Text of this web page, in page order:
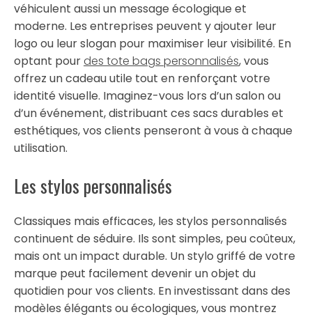
véhiculent aussi un message écologique et
moderne. Les entreprises peuvent y ajouter leur
logo ou leur slogan pour maximiser leur visibilité. En
optant pourdes tote bags personnalisés, vous
offrez un cadeau utile tout en renforçant votre
identité visuelle. Imaginez-vous lors d’un salon ou
d’un événement, distribuant ces sacs durables et
esthétiques, vos clients penseront à vous à chaque
utilisation.
Les stylos personnalisés
Classiques mais efficaces, les stylos personnalisés
continuent de séduire. Ils sont simples, peu coûteux,
mais ont un impact durable. Un stylo griffé de votre
marque peut facilement devenir un objet du
quotidien pour vos clients. En investissant dans des
modèles élégants ou écologiques, vous montrez